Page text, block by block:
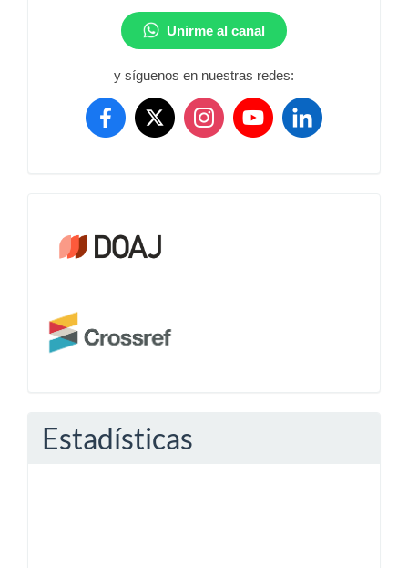
Unirme al canal
y síguenos en nuestras redes:
Estadísticas